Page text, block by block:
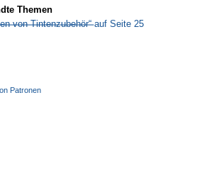
Themen
von Tintenzubehör“ auf Seite 25
Patronen